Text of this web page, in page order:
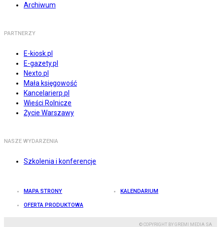
Archiwum
PARTNERZY
E-kiosk.pl
E-gazety.pl
Nexto.pl
Mała księgowość
Kancelarierp.pl
Wieści Rolnicze
Życie Warszawy
NASZE WYDARZENIA
Szkolenia i konferencje
MAPA STRONY KALENDARIUM
OFERTA PRODUKTOWA
© COPYRIGHT BY GREMI MEDIA SA